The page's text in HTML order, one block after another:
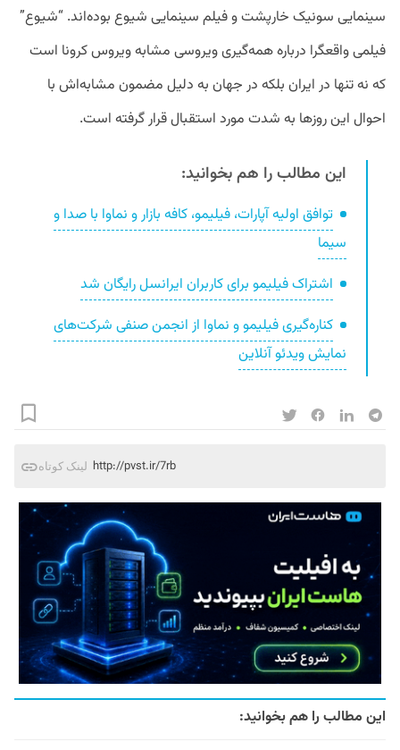
سینمایی سونیک خارپشت و فیلم سینمایی شیوع بوده‌­اند. “شیوع”
فیلمی واقع­گرا درباره همه‌­گیری ویروسی مشابه ویروس کرونا است
که نه تنها در ایران بلکه در جهان به دلیل مضمون مشابه­‌اش با
احوال این روزها به شدت مورد استقبال قرار گرفته است.
این مطالب را هم بخوانید:
توافق اولیه آپارات، فیلیمو، کافه بازار و نماوا با صدا و
سیما
اشتراک فیلیمو برای کاربران ایرانسل رایگان شد
کناره‌گیری فیلیمو و نماوا از انجمن صنفی شرکت‌های
نمایش ویدئو آنلاین
لینک کوتاه http://pvst.ir/7rb
این مطالب را هم بخوانید: